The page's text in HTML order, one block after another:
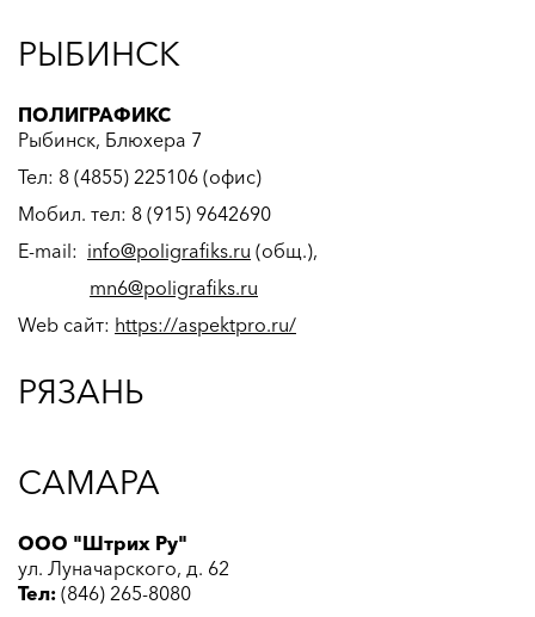
РЫБИНСК
ПОЛИГРАФИКС
Рыбинск, Блюхера 7
Тел: 8 (4855) 225106 (офис)
Мобил. тел: 8 (915) 9642690
E-mail: info@poligrafiks.ru (общ.),
mn6@poligrafiks.ru
Web сайт: https://aspektpro.ru/
РЯЗАНЬ
САМАРА
ООО "Штрих Ру"
ул. Луначарского, д. 62
Тел: (846) 265-8080